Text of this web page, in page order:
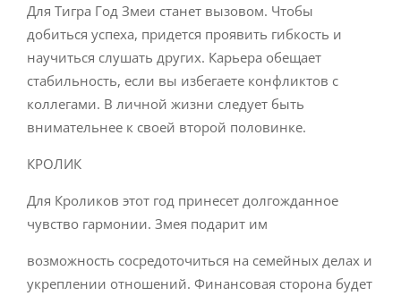
Для Тигра Год Змеи станет вызовом. Чтобы
добиться успеха, придется проявить гибкость и
научиться слушать других. Карьера обещает
стабильность, если вы избегаете конфликтов с
коллегами. В личной жизни следует быть
внимательнее к своей второй половинке.
КРОЛИК
Для Кроликов этот год принесет долгожданное
чувство гармонии. Змея подарит им
возможность сосредоточиться на семейных делах и
укреплении отношений. Финансовая сторона будет